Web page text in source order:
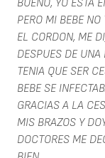
BUENO, YO ESTA
PERO MI BEBE
EL CORDON, ME
DESPUES DE
TENIA QUE SER
BEBE SE
GRACIAS A LA
MIS BRAZOS Y
DOCTORES ME